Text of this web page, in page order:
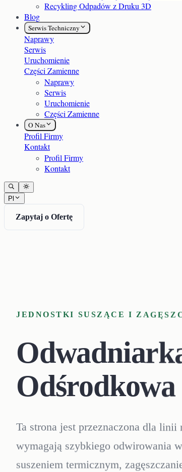
Recykling Odpadów z Druku 3D
Blog
Serwis Techniczny
Naprawy
Serwis
Uruchomienie
Części Zamienne
Naprawy
Serwis
Uruchomienie
Części Zamienne
O Nas
Profil Firmy
Kontakt
Profil Firmy
Kontakt
Pl
Zapytaj o Ofertę
JEDNOSTKI SUSZĄCE I
Ta strona jest przeznaczona dla
wymagają szybkiego odwirowania
suszeniem termicznym,